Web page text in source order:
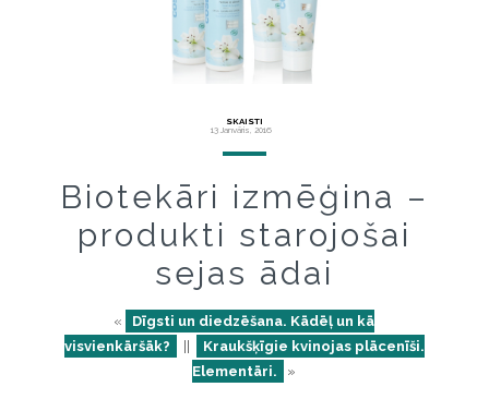
SKAISTI
13 Janvāris, 2016
Biotekāri izmēģina –
produkti starojošai
sejas ādai
«
Dīgsti un diedzēšana. Kādēļ un kā
visvienkāršāk?
||
Kraukšķīgie kvinojas plācenīši.
Elementāri.
»